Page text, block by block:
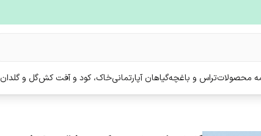
محصولاتتراس و باغچهگیاهان آپارتمانیخاک، کود و آفت کشگل و گلدان